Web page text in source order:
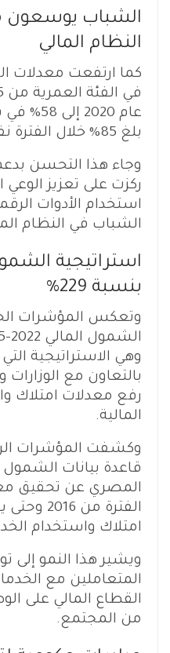
الشباب يوسعون
النظام المالي
كما ارتفعت معدلات
بلغ 85% خلال الفترة نفسها.
وجاء هذا التحسن
ركزت على تعزيز الوعي
استخدام الأدوات
الشباب في النظام
استراتيجية
بنسبة 229%
وتعكس المؤشرات
وهي الاستراتيجية
بالتعاون مع
رفع معدلات امتلاك
المالية.
وكشفت المؤشرات
قاعدة بيانات الشمول
امتلاك واستخدام
ويشير هذا النمو إلى
المتعاملين مع
القطاع المالي على
من المجتمع.